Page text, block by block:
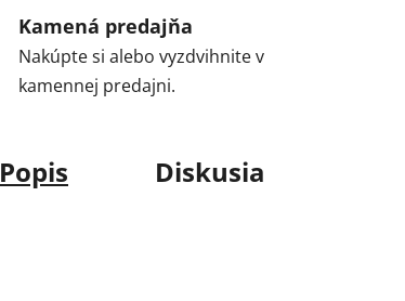
Kamená predajňa
Nakúpte si alebo vyzdvihnite v
kamennej predajni.
Popis Diskusia